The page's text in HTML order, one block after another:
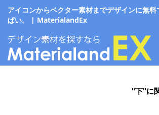
アイコンからベクター素材までデザインに無
ぱい。 | MaterialandEx
"下"に